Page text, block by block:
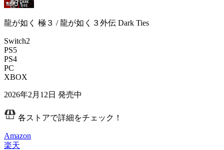
龍が如く 極３ / 龍が如く３外伝 Dark Ties
Switch2
PS5
PS4
PC
XBOX
2026年2月12日 発売中
各ストアで詳細をチェック！
Amazon
楽天